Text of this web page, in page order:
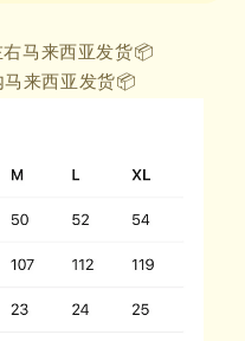
右马来西亚发货📦
马来西亚发货📦